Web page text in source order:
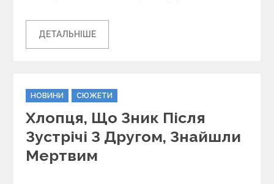
ДЕТАЛЬНІШЕ
C
a
t
e
g
o
НОВИНИ СЮЖЕТИ
Хлопця, Що Зник Після
Зустрічі З Другом, Знайшли
Мертвим